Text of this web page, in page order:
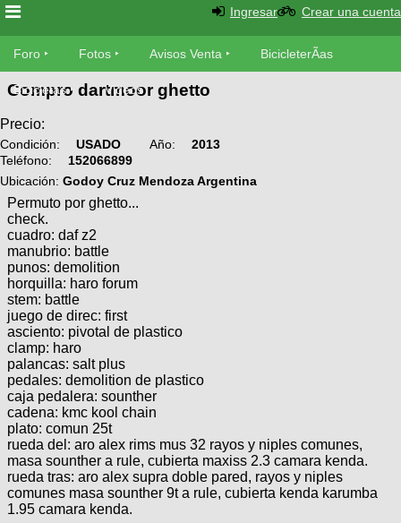
Foro
Foro
TÃ©cnica
MecÃ¡nica
Fotos
SUBÃ
tu foto
Galeria
XC
Bicicletas
Viajes
Descenso
Dirt
BMX
Ruta,
triatlon
De
todo
Avisos
Ventas
SUBÃ
tu
aviso
Buscar
Ultimos
Fotos
Categorias
COMPRO
CANJE
Mi
ReputaciÃ³n
BicicleterÃ­
as
Bicicletas
Bicicletas
Tandem
Freerider
TÃ©cnica
MecÃ¡nica
Robadas
Videos
Cicloturismo
Salidas
Operadores
de
cicloturismo
Relatos
Usuarios
Ãšltimos
Buscar
Ingresar Crear una cuenta
Foro Fotos Avisos Venta BicicleterÃ­as
Bicicletas Videos
Compro dartmoor ghetto
Precio:
Condición: USADO Año:
2013
Teléfono:
152066899
Ubicación: Godoy Cruz Mendoza Argentina
Permuto por ghetto...
check.
cuadro: daf z2
manubrio: battle
punos: demolition
horquilla: haro forum
stem: battle
juego de direc: first
asciento: pivotal de plastico
clamp: haro
palancas: salt plus
pedales: demolition de plastico
caja pedalera: sounther
cadena: kmc kool chain
plato: comun 25t
rueda del: aro alex rims mus 32 rayos y niples comunes,
masa sounther a rule, cubierta maxiss 2.3 camara kenda.
rueda tras: aro alex supra doble pared, rayos y niples
comunes masa sounther 9t a rule, cubierta kenda karumba
1.95 camara kenda.